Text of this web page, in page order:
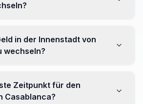
stattdessen zu Wechselstuben im
Kurse.
in der Innenstadt von
wechseln?
um Überraschungen zu
Zeitpunkt für den
Casablanca?